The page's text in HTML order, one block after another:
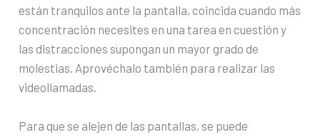
están tranquilos ante la pantalla, coincida cuando más
concentración necesites en una tarea en cuestión y
las distracciones supongan un mayor grado de
molestias. Aprovéchalo también para realizar las
videollamadas.
Para que se alejen de las pantallas, se puede